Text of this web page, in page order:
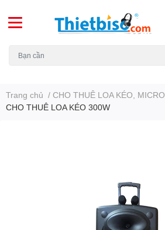
Trang chủ / CHO THUÊ LOA KÉO, MICRO
CHO THUÊ LOA KÉO 300W